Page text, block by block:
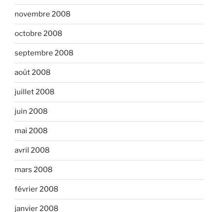
novembre 2008
octobre 2008
septembre 2008
août 2008
juillet 2008
juin 2008
mai 2008
avril 2008
mars 2008
février 2008
janvier 2008